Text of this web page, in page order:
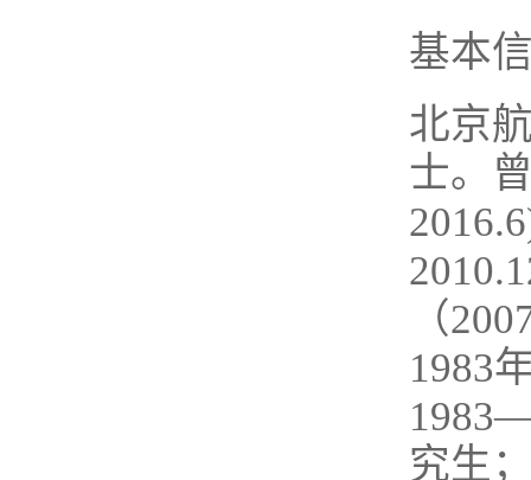
基本
北京
士。
（
1983
究生